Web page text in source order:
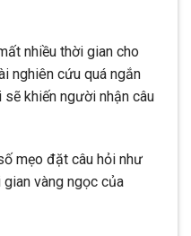
nhiều thời gian cho
nghiên cứu quá ngắn
khiến người nhận câu
mẹo đặt câu hỏi như
vàng ngọc của